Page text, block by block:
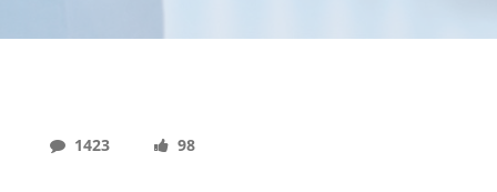
1423 98